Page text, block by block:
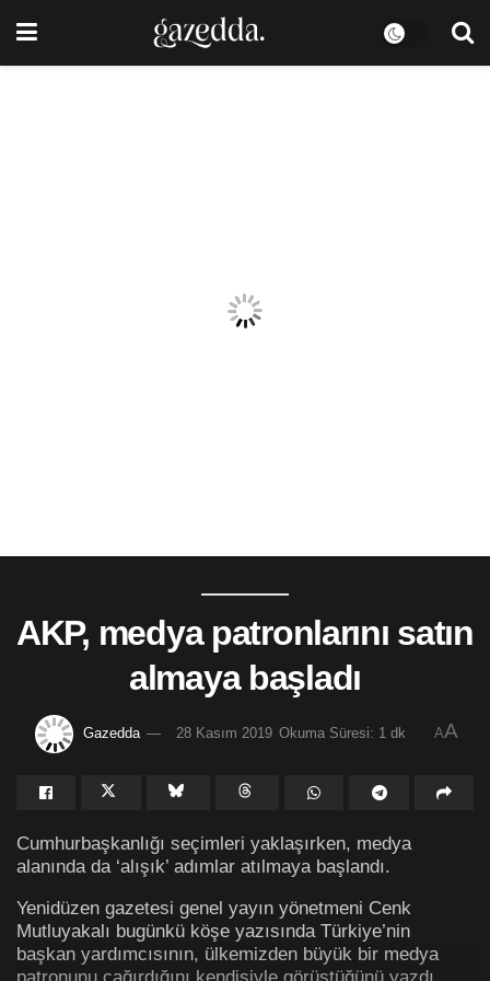
AKP, medya patronlarını satın
almaya başladı
Gazedda 28 Kasım 2019 Okuma Süresi: 1 dk AA
Cumhurbaşkanlığı seçimleri yaklaşırken, medya
alanında da ‘alışık’ adımlar atılmaya başlandı.
Yenidüzen gazetesi genel yayın yönetmeni Cenk
Mutluyakalı bugünkü köşe yazısında Türkiye’nin
başkan yardımcısının, ülkemizden büyük bir medya